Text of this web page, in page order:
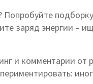
заряд энергии –
и комментарии